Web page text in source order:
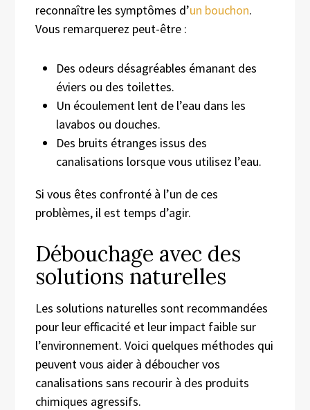
reconnaître les symptômes d’un bouchon.
Vous remarquerez peut-être :
Des odeurs désagréables émanant des
éviers ou des toilettes.
Un écoulement lent de l’eau dans les
lavabos ou douches.
Des bruits étranges issus des
canalisations lorsque vous utilisez l’eau.
Si vous êtes confronté à l’un de ces
problèmes, il est temps d’agir.
Débouchage avec des
solutions naturelles
Les solutions naturelles sont recommandées
pour leur efficacité et leur impact faible sur
l’environnement. Voici quelques méthodes qui
peuvent vous aider à déboucher vos
canalisations sans recourir à des produits
chimiques agressifs.